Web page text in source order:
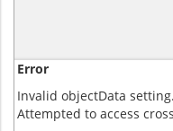
Error
Invalid objectData
Attempted to access